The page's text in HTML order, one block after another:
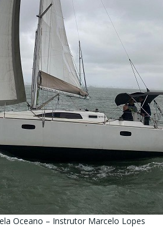
Oceano – Instrutor Marcelo Lopes